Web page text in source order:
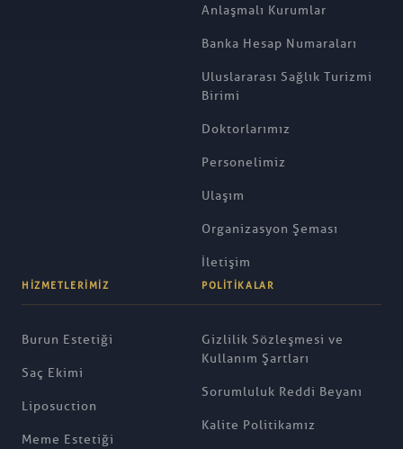
Anlaşmalı Kurumlar
Banka Hesap Numaraları
Uluslararası Sağlık Turizmi
Birimi
Doktorlarımız
Personelimiz
Ulaşım
Organizasyon Şeması
İletişim
HIZMETLERIMIZ
Burun Estetiği
Saç Ekimi
Liposuction
Meme Estetiği
POLITIKALAR
Gizlilik Sözleşmesi ve
Kullanım Şartları
Sorumluluk Reddi Beyanı
Kalite Politikamız